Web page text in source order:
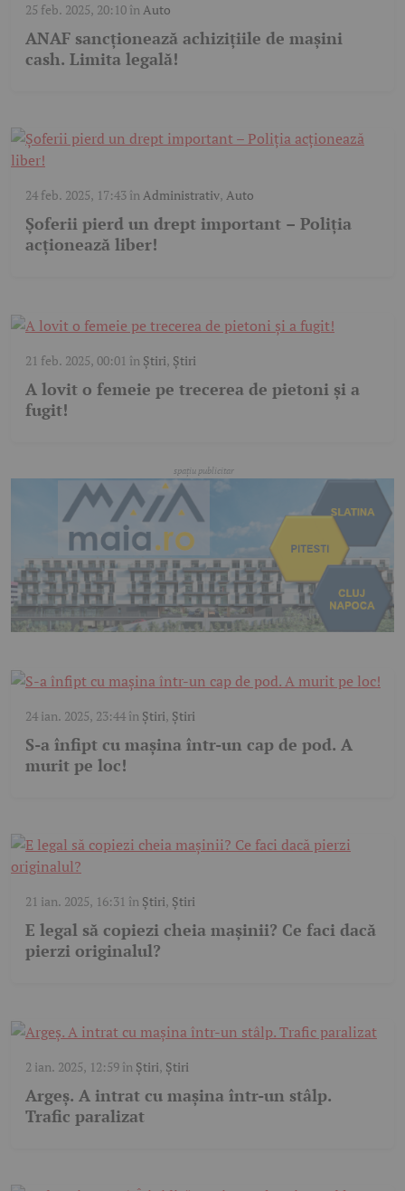
25 feb. 2025, 20:10 înAuto
ANAF sancționează achizițiile de mașini
cash. Limita legală!
24 feb. 2025, 17:43 înAdministrativ, Auto
Șoferii pierd un drept important – Poliția
acționează liber!
21 feb. 2025, 00:01 în Știri, Știri
A lovit o femeie pe trecerea de pietoni și a
fugit!
24 ian. 2025, 23:44 în Știri, Știri
S-a înfipt cu mașina într-un cap de pod. A
murit pe loc!
21 ian. 2025, 16:31 în Știri, Știri
E legal să copiezi cheia mașinii? Ce faci dacă
pierzi originalul?
2 ian. 2025, 12:59 în Știri, Știri
Argeș. A intrat cu mașina într-un stâlp.
Trafic paralizat